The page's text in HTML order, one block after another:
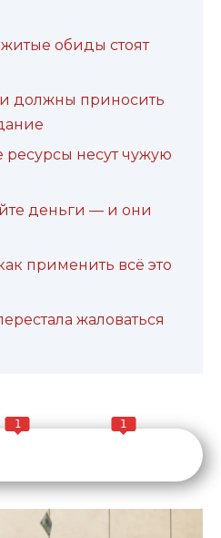
обиды стоят
должны приносить
ресурсы несут чужую
деньги — и они
применить всё это
жаловаться
1 1